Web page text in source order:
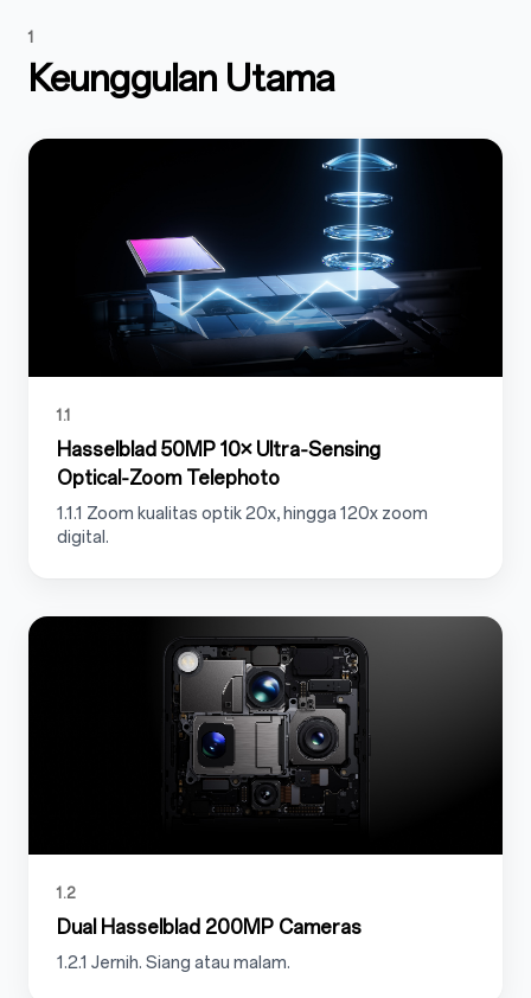
1
Keunggulan Utama
1.1
Hasselblad 50MP 10× Ultra‑Sensing
Optical‑ZoomTelephoto
1.1.1 Zoom kualitas optik20x, hingga 120x zoom
digital.
1.2
Dual Hasselblad 200MP Cameras
1.2.1 Jernih. Siang atau malam.